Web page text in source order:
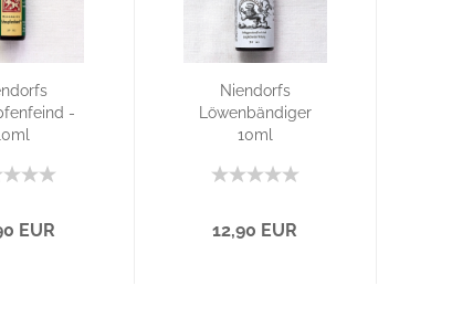
-
EUR
Niendorfs
Löwenbändiger
10ml
12,90 EUR